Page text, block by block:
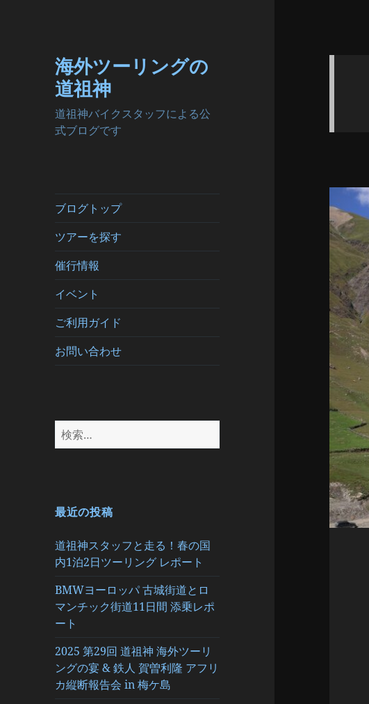
海外ツーリングの
道祖神
道祖神バイクスタッフによる公
式ブログです
ブログトップ
ツアーを探す
催行情報
イベント
ご利用ガイド
お問い合わせ
検
索:
最近の投稿
道祖神スタッフと走る！春の国
内1泊2日ツーリング レポート
BMWヨーロッパ 古城街道とロ
マンチック街道11日間 添乗レポ
ート
2025 第29回 道祖神 海外ツーリ
ングの宴 & 鉄人 賀曽利隆 アフリ
カ縦断報告会 in 梅ケ島